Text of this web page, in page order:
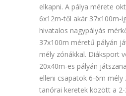
elkapni. A pálya mérete
6x12m-től akár 37x100m-
hivatalos nagypályás
37x100m méretű pályán
mély zónákkal. Diáksport
20x40m-es pályán
elleni csapatok 6-6m mély
tanórai keretek között a